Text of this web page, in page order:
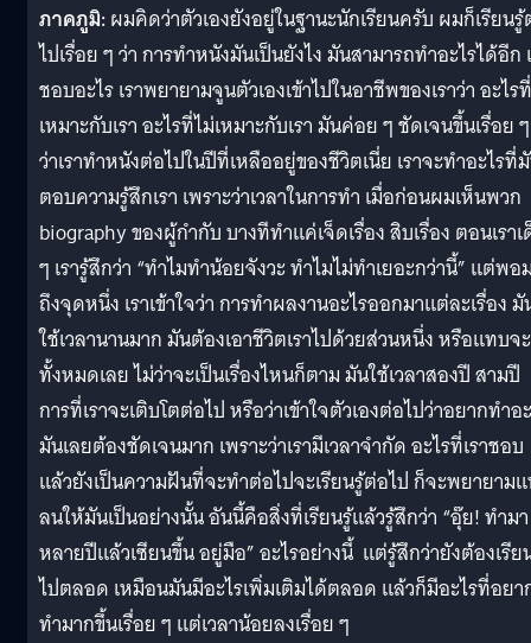
ภาคภูมิ:ผมคิดว่าตัวเองยังอยู่ในฐานะนักเรียนครับ ผมก็เรียน
ไปเรื่อย ๆ ว่า การทำหนังมันเป็นยังไง มันสามารถทำอะไรได้อีก
ชอบอะไร เราพยายามจูนตัวเองเข้าไปในอาชีพของเราว่า อะไรที่
เหมาะกับเรา อะไรที่ไม่เหมาะกับเรา มันค่อย ๆ ชัดเจนขึ้นเรื่อย ๆ
ว่าเราทำหนังต่อไปในปีที่เหลืออยู่ของชีวิตเนี่ย เราจะทำอะไรที่
ตอบความรู้สึกเรา เพราะว่าเวลาในการทำ เมื่อก่อนผมเห็นพวก
biography ของผู้กำกับ บางทีทำแค่เจ็ดเรื่อง สิบเรื่อง ตอนเรา
ๆ เรารู้สึกว่า “ทำไมทำน้อยจังวะ ทำไมไม่ทำเยอะกว่านี้” แต่พอ
ถึงจุดหนึ่ง เราเข้าใจว่า การทำผลงานอะไรออกมาแต่ละเรื่อง
ใช้เวลานานมาก มันต้องเอาชีวิตเราไปด้วยส่วนหนึ่ง หรือแทบจะ
ทั้งหมดเลย ไม่ว่าจะเป็นเรื่องไหนก็ตาม มันใช้เวลาสองปี สามปี
การที่เราจะเติบโตต่อไป หรือว่าเข้าใจตัวเองต่อไปว่าอยากทำอ
มันเลยต้องชัดเจนมาก เพราะว่าเรามีเวลาจำกัด อะไรที่เราชอบ
แล้วยังเป็นความฝันที่จะทำต่อไปจะเรียนรู้ต่อไป ก็จะพยายาม
ลนให้มันเป็นอย่างนั้น อันนี้คือสิ่งที่เรียนรู้แล้วรู้สึกว่า “อุ๊ย! ทำมา
หลายปีแล้วเซียนขึ้น อยู่มือ” อะไรอย่างนี้ แต่รู้สึกว่ายังต้องเรีย
ไปตลอด เหมือนมันมีอะไรเพิ่มเติมได้ตลอด แล้วก็มีอะไรที่อยา
ทำมากขึ้นเรื่อย ๆ แต่เวลาน้อยลงเรื่อย ๆ